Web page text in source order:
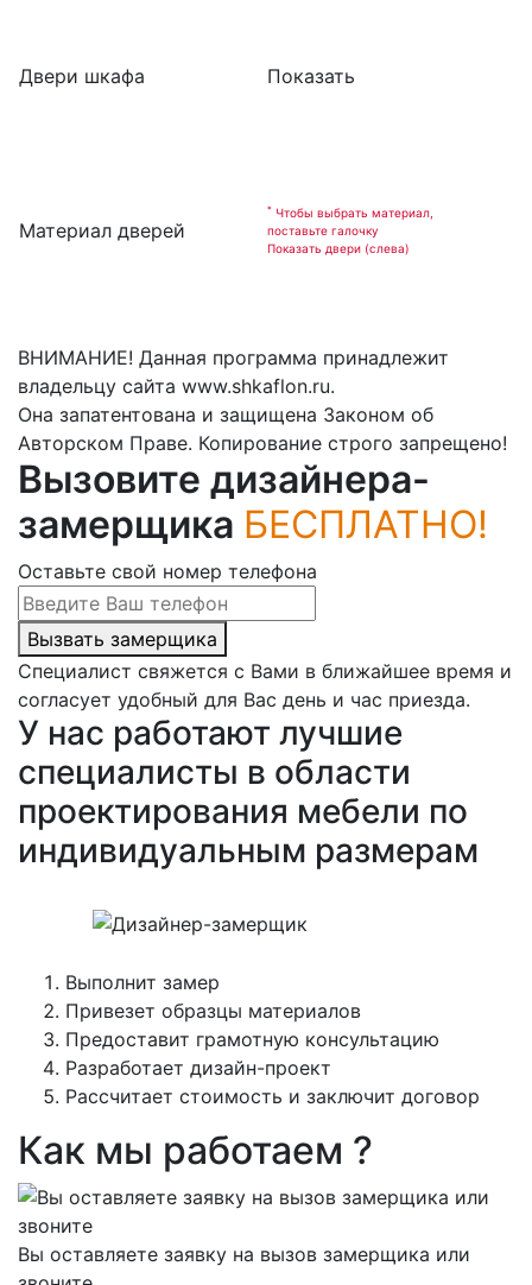
Двери шкафа
Материал дверей
Показать
* Чтобы выбрать материал,
поставьте галочку
Показать двери (слева)
ВНИМАНИЕ! Данная программа принадлежит
владельцу сайта www.shkaflon.ru.
Она запатентована и защищена Законом об
Авторском Праве. Копирование строго запрещено!
Вызовите дизайнера-
замерщика БЕСПЛАТНО!
Оставьте свой номер телефона
Вызвать замерщика
Специалист свяжется с Вами в ближайшее время и
согласует удобный для Вас день и час приезда.
У нас работают лучшие
специалисты в области
проектирования мебели по
индивидуальным размерам
Выполнит замер
Привезет образцы материалов
Предоставит грамотную консультацию
Разработает дизайн-проект
Рассчитает стоимость и заключит договор
Как мы работаем ?
Вы оставляете заявку на вызов замерщика или